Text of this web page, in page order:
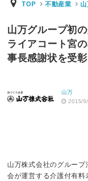
TOP 不動産業
山万グループ初
ライアコート宮
事長感謝状を受彰
山万
2015/
山万株式会社のグルー
会が運営する介護付有料